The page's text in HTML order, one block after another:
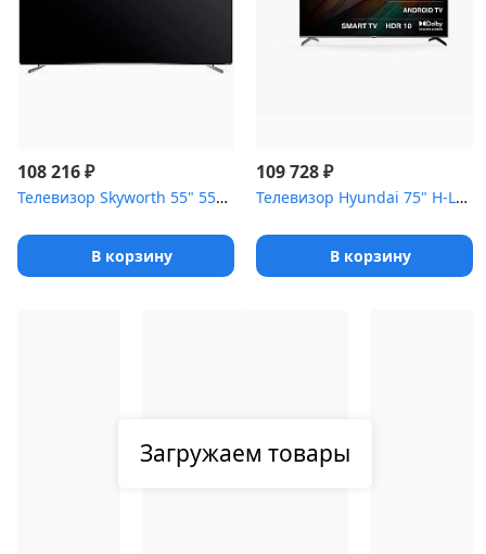
108 216₽
Телевизор Skyworth 55" 55SXE9000 серый
В корзину
109 728₽
Телевизор Hyundai 75" H-LED75BU7009 черный
В корзину
Загружаем товары